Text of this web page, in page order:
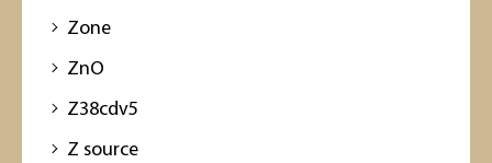
Zone
ZnO
Z38cdv5
Z source